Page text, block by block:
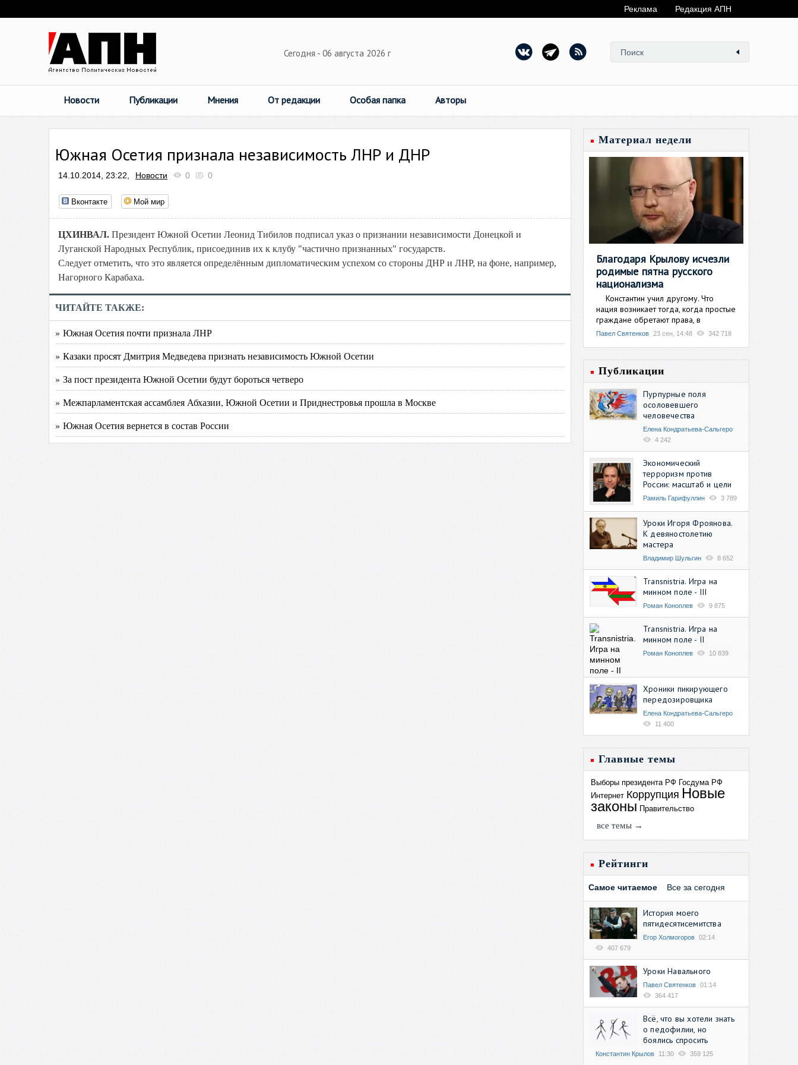
Реклама Редакция АПН
Сегодня - 06 августа 2026 г
Новости Публикации Мнения От редакции Особая папка Авторы
Южная Осетия признала независимость ЛНР и ДНР
14.10.2014, 23:22, Новости 0 0
Вконтакте Мой мир
ЦХИНВАЛ. Президент Южной Осетии Леонид Тибилов подписал указ о признании независимости Донецкой и
Луганской Народных Республик, присоединив их к клубу "частично признанных" государств.
Следует отметить, что это является определённым дипломатическим успехом со стороны ДНР и ЛНР, на фоне, например,
Нагорного Карабаха.
ЧИТАЙТЕ ТАКЖЕ:
» Южная Осетия почти признала ЛНР
» Казаки просят Дмитрия Медведева признать независимость Южной Осетии
» За пост президента Южной Осетии будут бороться четверо
» Межпарламентская ассамблея Абхазии, Южной Осетии и Приднестровья прошла в Москве
» Южная Осетия вернется в состав России
Материал недели
Благодаря Крылову исчезли
родимые пятна русского
национализма
Константин учил другому. Что
нация возникает тогда, когда простые
граждане обретают права, в
Павел Святенков 23 сен, 14:48 342 718
Публикации
Пурпурные поля
осоловевшего
человечества
Елена Кондратьева-Сальгеро
4 242
Экономический
терроризм против
России: масштаб и цели
Рамиль Гарифуллин 3 789
Уроки Игоря Фроянова.
К девяностолетию
мастера
Владимир Шульгин 8 652
Transnistria. Игра на
минном поле - III
Роман Коноплев 9 875
Transnistria. Игра на
минном поле - II
Роман Коноплев 10 839
Хроники пикирующего
передозировщика
Елена Кондратьева-Сальгеро
11 400
Главные темы
Выборы президента РФ Госдума РФ
Интернет Коррупция Новые
законы Правительство
все темы →
Рейтинги
Самое читаемое Все за сегодня
История моего
пятидесятисемитства
Егор Холмогоров 02:14
407 679
Уроки Навального
Павел Святенков 01:14
364 417
Всё, что вы хотели знать
о педофилии, но
боялись спросить
Константин Крылов 11:30 359 125